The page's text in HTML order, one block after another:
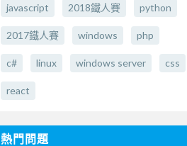
javascript 2018鐵人賽 python
2017鐵人賽 windows php
c# linux windows server css
react
熱門問題